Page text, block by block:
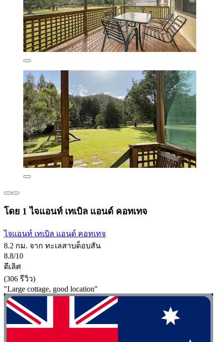
โดย 1 ไจแอนท์ เทเบิล แอนด์ คอทเทจ
ไจแอนท์ เทเบิล แอนด์ คอทเทจ
8.2 กม. จาก ทะเลสาบด็อบสัน
8.8/10
ดีเลิศ
(306 รีวิว)
"Large cottage, good location"